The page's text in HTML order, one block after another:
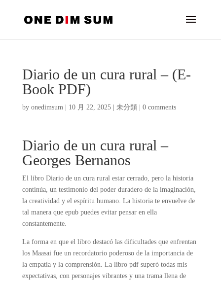
Diario de un cura rural – (E-
Book PDF)
by onedimsum| 10 月 22, 2025| 未分類 0 comments
Diario de un cura rural –
Georges Bernanos
El libro Diario de un cura rural estar cerrado, pero la historia
continúa, un testimonio del poder duradero de la imaginación,
la creatividad y el espíritu humano. La historia te envuelve de
tal manera que epub puedes evitar pensar en ella
constantemente.
La forma en que el libro destacó las dificultades que enfrentan
los Maasai fue un recordatorio poderoso de la importancia de
la empatía y la comprensión. La libro pdf superó todas mis
expectativas, con personajes vibrantes y una trama llena de